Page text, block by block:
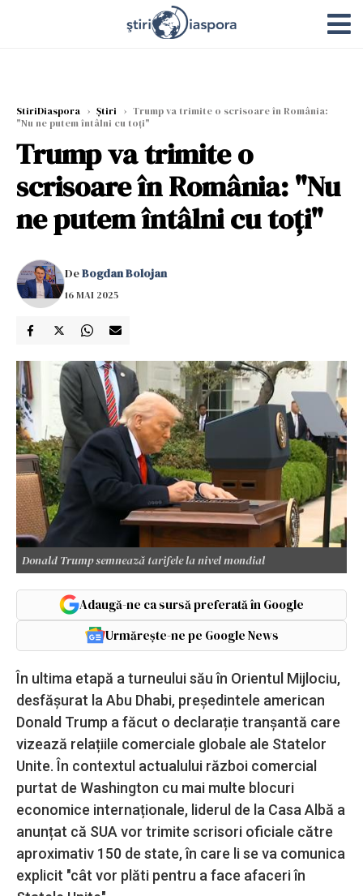
StiriDiaspora › Știri › Trump va trimite o scrisoare în România:
"Nu ne putem întâlni cu toți"
Trump va trimite o
scrisoare în România: "Nu
ne putem întâlni cu toți"
DeBogdan Bolojan
16 MAI 2025
Donald Trump semnează tarifele la nivel mondial
Adaugă-ne ca sursă preferată în Google
Urmărește-ne pe Google News
În ultima etapă a turneului său în Orientul Mijlociu,
desfășurat la Abu Dhabi, președintele american
Donald Trump a făcut o declarație tranșantă care
vizează relațiile comerciale globale ale Statelor
Unite. În contextul actualului război comercial
purtat de Washington cu mai multe blocuri
economice internaționale, liderul de la Casa Albă a
anunțat că SUA vor trimite scrisori oficiale către
aproximativ 150 de state, în care li se va comunica
explicit "cât vor plăti pentru a face afaceri în